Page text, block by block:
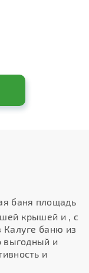
баня площадь
крышей и , с
баню из
выгодный и
и